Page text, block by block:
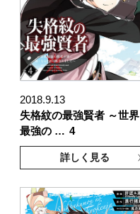
2018.9.13
失格紋の最強賢者 ～世界
最強の … 4
詳しく見る